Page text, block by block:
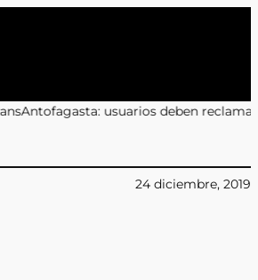
deben reclamar a sus bancos•
24 diciembre, 2019